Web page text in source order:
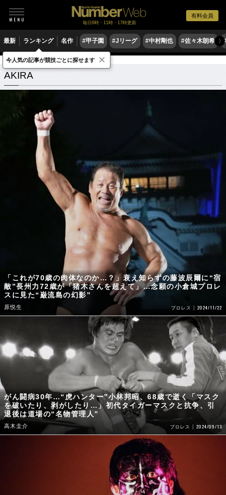
有料会員
毎日6時・11時・17時更新
最新 ランキング 名作 #甲子園 #Jリーグ #中村剛也 #佐々木朗希 〉
AKIRA 関連記事
AKIRA
「これが70歳の肉体なのか…？」衰え知らずの藤波辰爾に“宿
敵”長州力72歳が「猪木さんを超えて」…念願の小倉城プロレ
スに見た“巌流島の幻影”
原悦生 プロレス 2024/11/22
がん闘病30年…“虎ハンター”小林邦昭、68歳で逝く「マスク
を破いたり、剥がしたり…」初代タイガーマスクと抗争、引
退後は道場の“名物管理人”
高木圭介 プロレス 2024/09/13
今人気の記事が競技ごとに探せます ×